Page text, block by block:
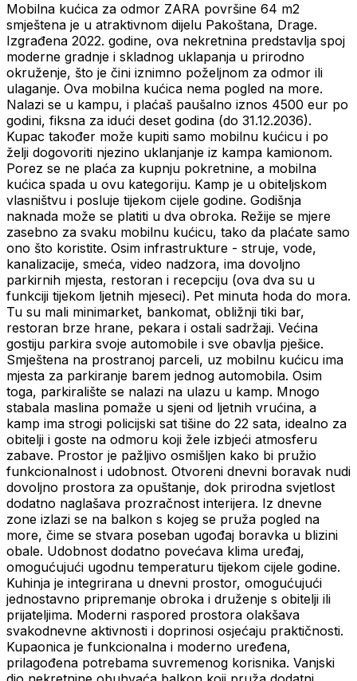
Mobilna kućica za odmor ZARA površine 64 m2
smještena je u atraktivnom dijelu Pakoštana, Drage.
Izgrađena 2022. godine, ova nekretnina predstavlja spoj
moderne gradnje i skladnog uklapanja u prirodno
okruženje, što je čini iznimno poželjnom za odmor ili
ulaganje. Ova mobilna kućica nema pogled na more.
Nalazi se u kampu, i plaćaš paušalno iznos 4500 eur po
godini, fiksna za idući deset godina (do 31.12.2036).
Kupac također može kupiti samo mobilnu kućicu i po
želji dogovoriti njezino uklanjanje iz kampa kamionom.
Porez se ne plaća za kupnju pokretnine, a mobilna
kućica spada u ovu kategoriju. Kamp je u obiteljskom
vlasništvu i posluje tijekom cijele godine. Godišnja
naknada može se platiti u dva obroka. Režije se mjere
zasebno za svaku mobilnu kućicu, tako da plaćate samo
ono što koristite. Osim infrastrukture - struje, vode,
kanalizacije, smeća, video nadzora, ima dovoljno
parkirnih mjesta, restoran i recepciju (ova dva su u
funkciji tijekom ljetnih mjeseci). Pet minuta hoda do mora.
Tu su mali minimarket, bankomat, obližnji tiki bar,
restoran brze hrane, pekara i ostali sadržaji. Većina
gostiju parkira svoje automobile i sve obavlja pješice.
Smještena na prostranoj parceli, uz mobilnu kućicu ima
mjesta za parkiranje barem jednog automobila. Osim
toga, parkiralište se nalazi na ulazu u kamp. Mnogo
stabala maslina pomaže u sjeni od ljetnih vrućina, a
kamp ima strogi policijski sat tišine do 22 sata, idealno za
obitelji i goste na odmoru koji žele izbjeći atmosferu
zabave. Prostor je pažljivo osmišljen kako bi pružio
funkcionalnost i udobnost. Otvoreni dnevni boravak nudi
dovoljno prostora za opuštanje, dok prirodna svjetlost
dodatno naglašava prozračnost interijera. Iz dnevne
zone izlazi se na balkon s kojeg se pruža pogled na
more, čime se stvara poseban ugođaj boravka u blizini
obale. Udobnost dodatno povećava klima uređaj,
omogućujući ugodnu temperaturu tijekom cijele godine.
Kuhinja je integrirana u dnevni prostor, omogućujući
jednostavno pripremanje obroka i druženje s obitelji ili
prijateljima. Moderni raspored prostora olakšava
svakodnevne aktivnosti i doprinosi osjećaju praktičnosti.
Kupaonica je funkcionalna i moderno uređena,
prilagođena potrebama suvremenog korisnika. Vanjski